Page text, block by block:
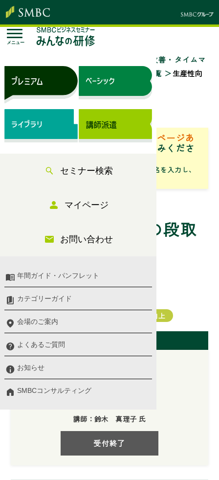
メニュー
セミナー検索
マイページ
お問い合わせ
年間ガイド・パンフレット
カテゴリーガイド
会場のご案内
よくあるご質問
お知らせ
SMBCコンサルティング
「業務改善・タイムマ
ネジメント・生産性向上」のセミナー一覧
生産性向
上のための段取り術
来場セミナー
ベーシック（サブスク）専用ページあ
「専用ページ」からお申込みくださ
「フリーワード」にセミナータイトル名を入力し、
生産性向上のための段取
PDCA・仕事の進め方・報連相
業務改善・タイムマネジメント・生産性向上
開催日（東京会場）
2026/05/11(月)
講師：鈴木 真理子 氏
受付終了